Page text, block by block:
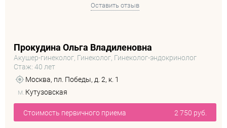
Оставить отзыв
Прокудина Ольга Владиленовна
Акушер-гинеколог, Гинеколог, Гинеколог-эндокринолог
Стаж: 40 лет
Москва, пл. Победы, д. 2, к. 1
м. Кутузовская
Стоимость первичного приема 2 750 руб.